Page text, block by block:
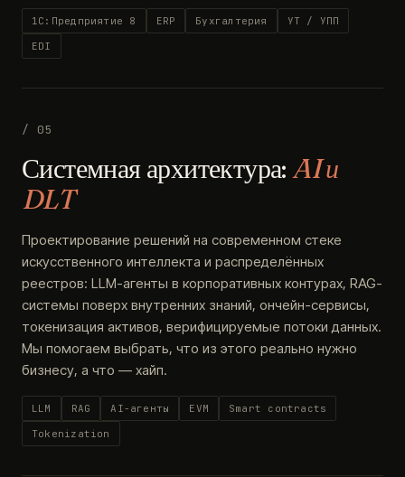
1С:Предприятие 8 ERP Бухгалтерия
УТ / УПП
EDI
/ 05
Системная архитектура:AI и
DLT
Проектирование решений на современном стеке
искусственного интеллекта и распределённых
реестров: LLM-агенты в корпоративных контурах, RAG-
системы поверх внутренних знаний, ончейн-сервисы,
токенизация активов, верифицируемые потоки данных.
Мы помогаем выбрать, что из этого реально нужно
бизнесу, а что — хайп.
LLM RAG AI-агенты EVM
Smart contracts
Tokenization